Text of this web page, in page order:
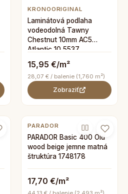
KRONOORIGINAL
Laminátová podlaha
vodeodolná Tawny
Chestnut 10mm AC5
Atlantic 10 5537
15,95 €/m²
28,07 € / balenie (1,760 m²)
Zobraziť
PARADOR
PARADOR Basic 400 Old
wood beige jemne matná
štruktúra 1748178
17,70 €/m²